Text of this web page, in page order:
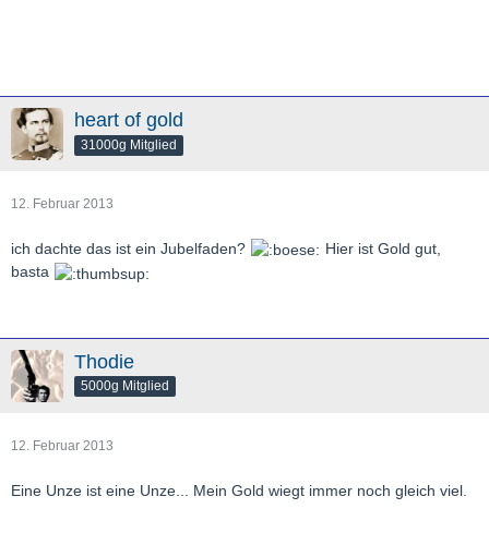
heart of gold
31000g Mitglied
12. Februar 2013
ich dachte das ist ein Jubelfaden?
Hier ist Gold gut,
basta
Thodie
5000g Mitglied
12. Februar 2013
Eine Unze ist eine Unze... Mein Gold wiegt immer noch gleich viel.